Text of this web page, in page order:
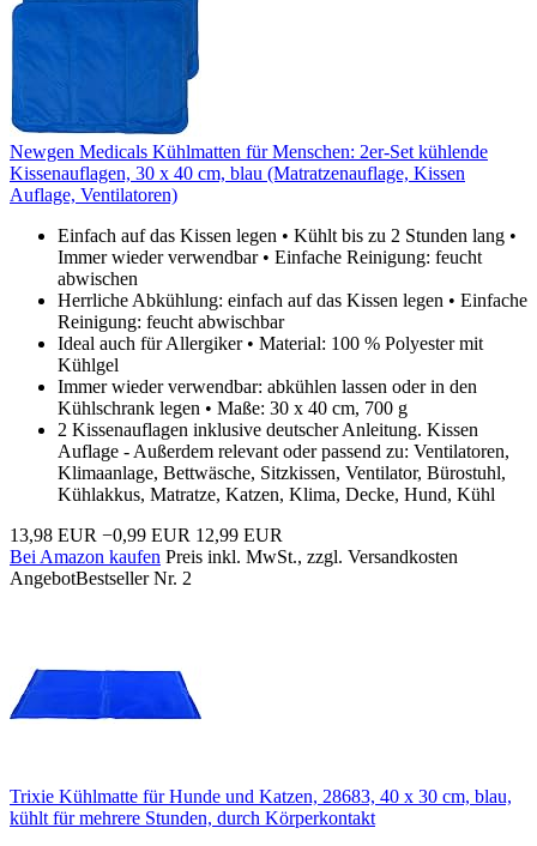
Newgen Medicals Kühlmatten für Menschen: 2er-Set kühlende
Kissenauflagen, 30 x 40 cm, blau (Matratzenauflage, Kissen
Auflage, Ventilatoren)
Einfach auf das Kissen legen • Kühlt bis zu 2 Stunden lang •
Immer wieder verwendbar • Einfache Reinigung: feucht
abwischen
Herrliche Abkühlung: einfach auf das Kissen legen • Einfache
Reinigung: feucht abwischbar
Ideal auch für Allergiker • Material: 100 % Polyester mit
Kühlgel
Immer wieder verwendbar: abkühlen lassen oder in den
Kühlschrank legen • Maße: 30 x 40 cm, 700 g
2 Kissenauflagen inklusive deutscher Anleitung. Kissen
Auflage - Außerdem relevant oder passend zu: Ventilatoren,
Klimaanlage, Bettwäsche, Sitzkissen, Ventilator, Bürostuhl,
Kühlakkus, Matratze, Katzen, Klima, Decke, Hund, Kühl
13,98 EUR −0,99 EUR 12,99 EUR
Bei Amazon kaufen Preis inkl. MwSt., zzgl. Versandkosten
AngebotBestseller Nr. 2
Trixie Kühlmatte für Hunde und Katzen, 28683, 40 x 30 cm, blau,
kühlt für mehrere Stunden, durch Körperkontakt